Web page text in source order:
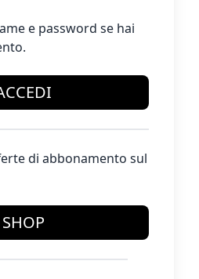
e password se hai
di abbonamento sul
SHOP